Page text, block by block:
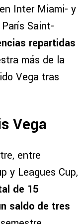
Inter Miami- y
Saint-
repartidas
más de la
Vega tras
Vega
entre
y Leagues Cup,
de 15
saldo de tres